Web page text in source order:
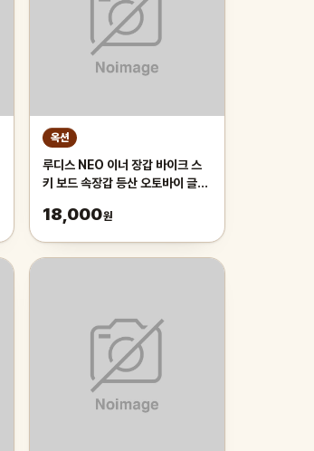
옥션
루디스 NEO 이너 장갑 바이크 스
키 보드 속장갑 등산 오토바이 글러
18,000원